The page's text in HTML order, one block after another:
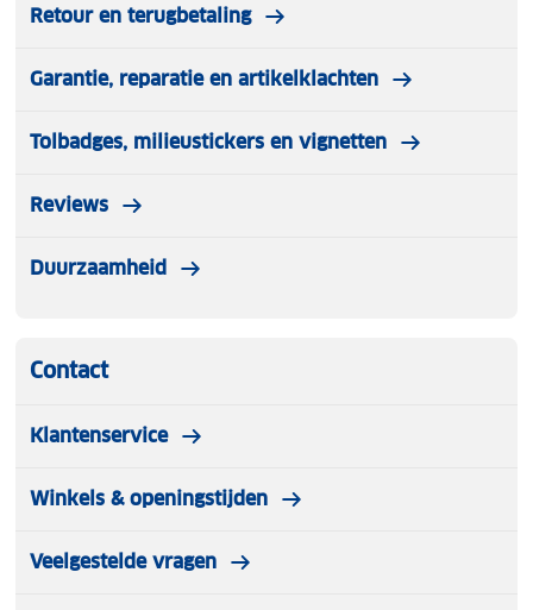
Retour en terugbetaling
Garantie, reparatie en artikelklachten
Tolbadges, milieustickers en vignetten
Reviews
Duurzaamheid
Contact
Klantenservice
Winkels & openingstijden
Veelgestelde vragen